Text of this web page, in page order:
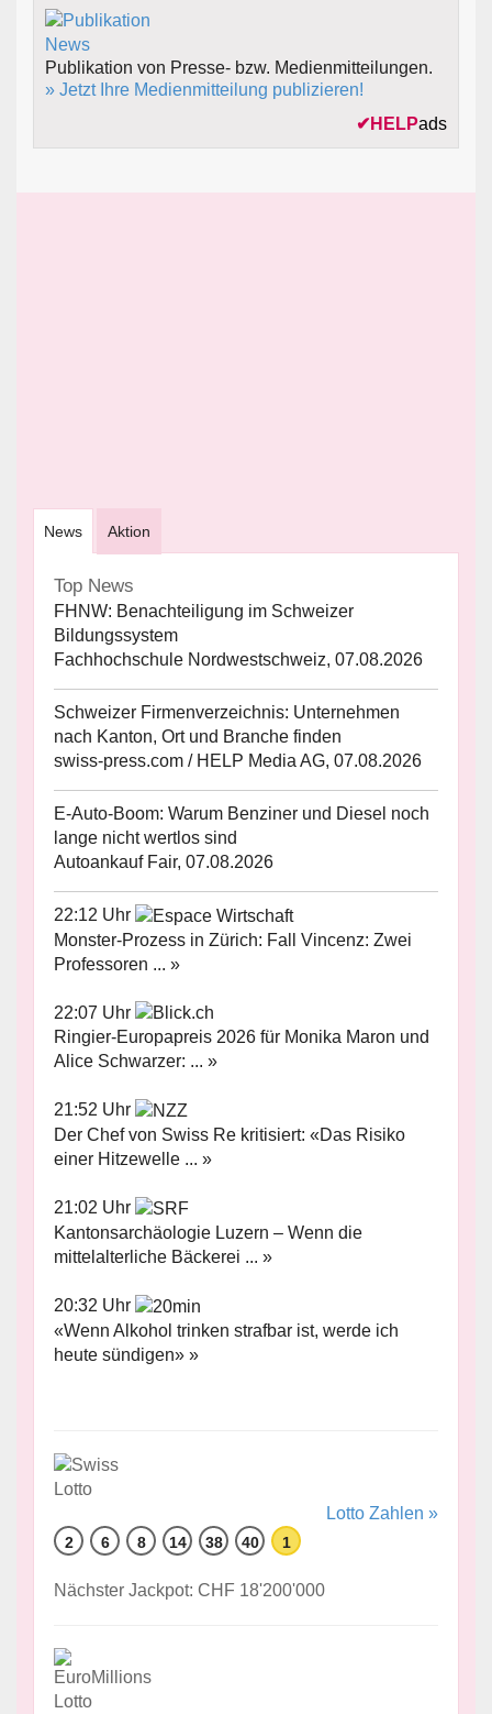
Publikation von Presse- bzw. Medienmitteilungen.
» Jetzt Ihre Medienmitteilung publizieren!
✔ HELPads
News Aktion
Top News
FHNW: Benachteiligung im Schweizer
Bildungssystem
Fachhochschule Nordwestschweiz, 07.08.2026
Schweizer Firmenverzeichnis: Unternehmen
nach Kanton, Ort und Branche finden
swiss-press.com / HELP Media AG, 07.08.2026
E-Auto-Boom: Warum Benziner und Diesel noch
lange nicht wertlos sind
Autoankauf Fair, 07.08.2026
22:12 Uhr
Monster-Prozess in Zürich: Fall Vincenz: Zwei
Professoren ... »
22:07 Uhr
Ringier-Europapreis 2026 für Monika Maron und
Alice Schwarzer: ... »
21:52 Uhr
Der Chef von Swiss Re kritisiert: «Das Risiko
einer Hitzewelle ... »
21:02 Uhr
Kantonsarchäologie Luzern – Wenn die
mittelalterliche Bäckerei ... »
20:32 Uhr
«Wenn Alkohol trinken strafbar ist, werde ich
heute sündigen» »
Lotto Zahlen »
2 6 8 14 38 40 1
Nächster Jackpot: CHF 18'200'000